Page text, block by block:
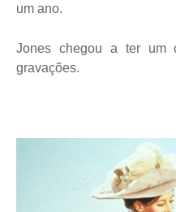
um ano.
Jones chegou a ter um
gravações.